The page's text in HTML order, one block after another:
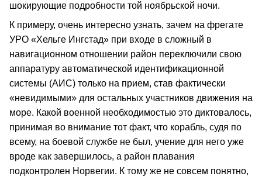
шокирующие подробности той ноябрьской ночи.
К примеру, очень интересно узнать, зачем на фрегате
УРО «Хельге Ингстад» при входе в сложный в
навигационном отношении район переключили свою
аппаратуру автоматической идентификационной
системы (АИС) только на прием, став фактически
«невидимыми» для остальных участников движения на
море. Какой военной необходимостью это диктовалось,
принимая во внимание тот факт, что корабль, судя по
всему, на боевой службе не был, учение для него уже
вроде как завершилось, а район плавания
подконтролен Норвегии. К тому же не совсем понятно,